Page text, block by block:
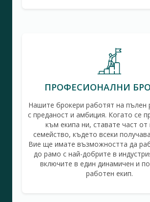
ПРОФЕСИОНАЛНИ
Нашите брокери работят на пълен
с преданост и амбиция. Когато се
към екипа ни, ставате част от
семейство, където всеки
Вие ще имате възможността да
до рамо с най-добрите в
включите в един динамичен и
работен екип.